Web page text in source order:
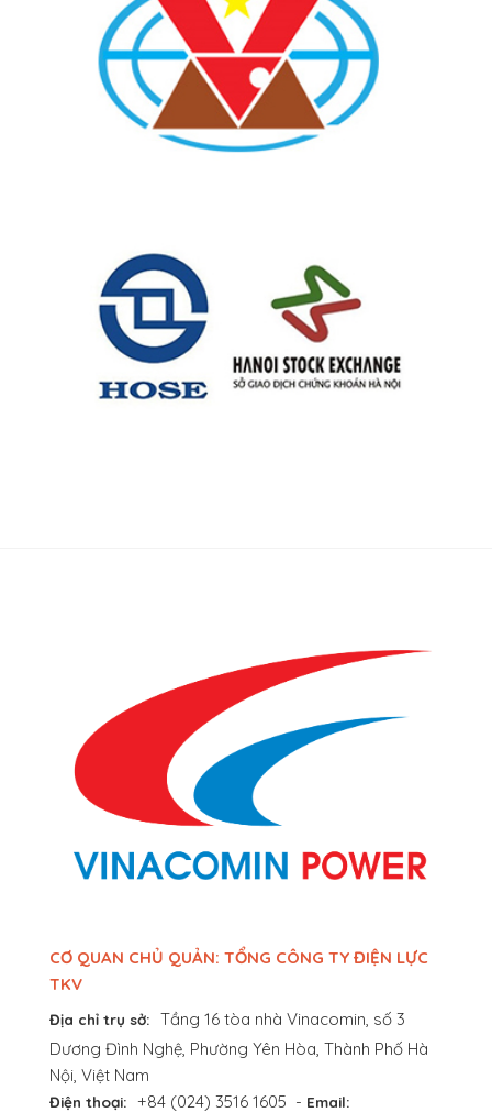
CƠ QUAN CHỦ QUẢN: TỔNG CÔNG TY ĐIỆN LỰC
TKV
Địa chỉ trụ sở: Tầng 16 tòa nhà Vinacomin, số 3
Dương Đình Nghệ, Phường Yên Hòa, Thành Phố Hà
Nội, Việt Nam
Điện thoại: +84 (024) 3516 1605 - Email: